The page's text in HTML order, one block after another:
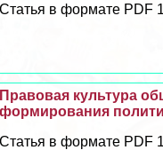
Статья в формате PDF
Правовая культура
формирования
Статья в формате PDF